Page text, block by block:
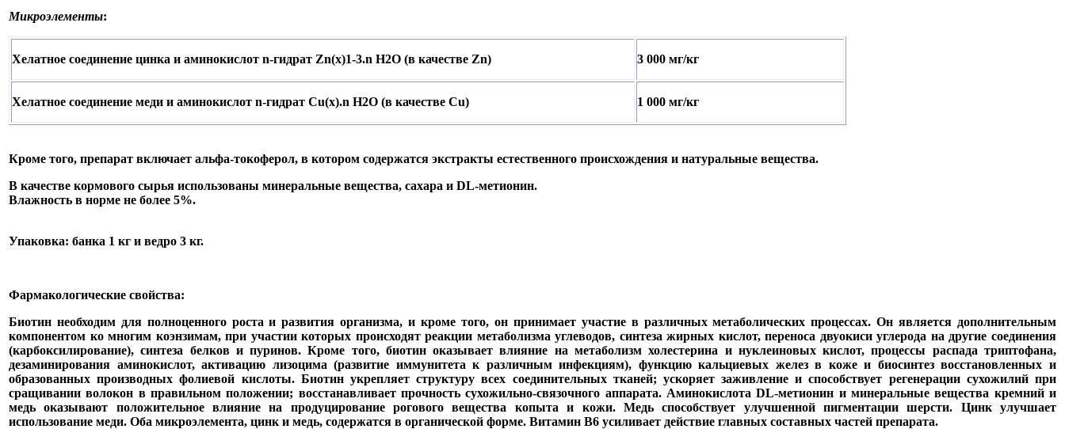
Микроэлементы:
Хелатное соединение цинка и аминокислот n-гидрат Zn(x)1-3.n H2O (в качестве Zn) 3 000 мг/кг
Хелатное соединение меди и аминокислот n-гидрат Cu(x).n H2O (в качестве Cu) 1 000 мг/кг
Кроме того, препарат включает альфа-токоферол, в котором содержатся экстракты естественного происхождения и натуральные вещества.
В качестве кормового сырья использованы минеральные вещества, сахара и DL-метионин.
Влажность в норме не более 5%.
Упаковка: банка 1 кг и ведро 3 кг.
Фармакологические свойства:
Биотин необходим для полноценного роста и развития организма, и кроме того, он принимает участие в различных метаболических процессах. Он является дополнительным
компонентом ко многим коэнзимам, при участии которых происходят реакции метаболизма углеводов, синтеза жирных кислот, переноса двуокиси углерода на другие соединения
(карбоксилирование), синтеза белков и пуринов. Кроме того, биотин оказывает влияние на метаболизм холестерина и нуклеиновых кислот, процессы распада триптофана,
дезаминирования аминокислот, активацию лизоцима (развитие иммунитета к различным инфекциям), функцию кальциевых желез в коже и биосинтез восстановленных и
образованных производных фолиевой кислоты. Биотин укрепляет структуру всех соединительных тканей; ускоряет заживление и способствует регенерации сухожилий при
сращивании волокон в правильном положении; восстанавливает прочность сухожильно-связочного аппарата. Аминокислота DL-метионин и минеральные вещества кремний и
медь оказывают положительное влияние на продуцирование рогового вещества копыта и кожи. Медь способствует улучшенной пигментации шерсти. Цинк улучшает
использование меди. Оба микроэлемента, цинк и медь, содержатся в органической форме. Витамин B6 усиливает действие главных составных частей препарата.